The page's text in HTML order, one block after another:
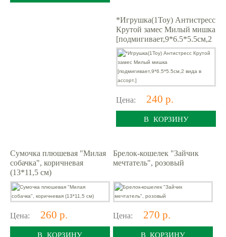
*Игрушка(1Toy) Антистресс
Крутой замес Милый мишка
[подмигивает,9*6.5*5.5см,2
вида в ассорт.]
Цена: 240 р.
В КОРЗИНУ
Сумочка плюшевая "Милая
собачка", коричневая
(13*11,5 см)
Цена: 260 р.
В КОРЗИНУ
Брелок-кошелек "Зайчик
мечтатель", розовый
Цена: 270 р.
В КОРЗИНУ